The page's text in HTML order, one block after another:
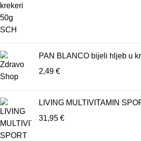
PAN BLANCO bijeli hljeb u
2,49 €
LIVING MULTIVITAMIN
31,95 €